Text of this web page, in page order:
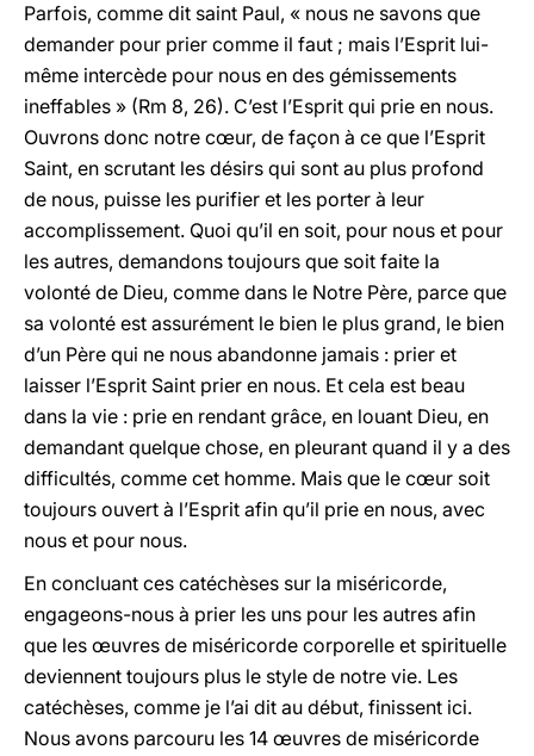
Parfois, comme dit saint Paul, « nous ne savons que
demander pour prier comme il faut ; mais l’Esprit lui-
même intercède pour nous en des gémissements
ineffables » (Rm 8, 26). C’est l’Esprit qui prie en nous.
Ouvrons donc notre cœur, de façon à ce que l’Esprit
Saint, en scrutant les désirs qui sont au plus profond
de nous, puisse les purifier et les porter à leur
accomplissement. Quoi qu’il en soit, pour nous et pour
les autres, demandons toujours que soit faite la
volonté de Dieu, comme dans le Notre Père, parce que
sa volonté est assurément le bien le plus grand, le bien
d’un Père qui ne nous abandonne jamais : prier et
laisser l’Esprit Saint prier en nous. Et cela est beau
dans la vie : prie en rendant grâce, en louant Dieu, en
demandant quelque chose, en pleurant quand il y a des
difficultés, comme cet homme. Mais que le cœur soit
toujours ouvert à l’Esprit afin qu’il prie en nous, avec
nous et pour nous.
En concluant ces catéchèses sur la miséricorde,
engageons-nous à prier les uns pour les autres afin
que les œuvres de miséricorde corporelle et spirituelle
deviennent toujours plus le style de notre vie. Les
catéchèses, comme je l’ai dit au début, finissent ici.
Nous avons parcouru les 14 œuvres de miséricorde